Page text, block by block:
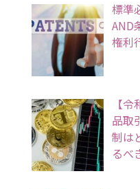
標準
AND
権利
【
品取
制は
るべ